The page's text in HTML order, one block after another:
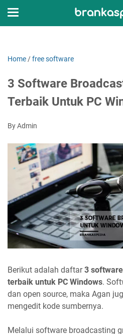
Home /free software
3 Software
Terbaik Untuk PC
By Admin
Berikut adalah daftar3
terbaik untuk PC Windows.
dan open source, maka Agan
mengedit kode sumbernya.
Melalui software broadcasting